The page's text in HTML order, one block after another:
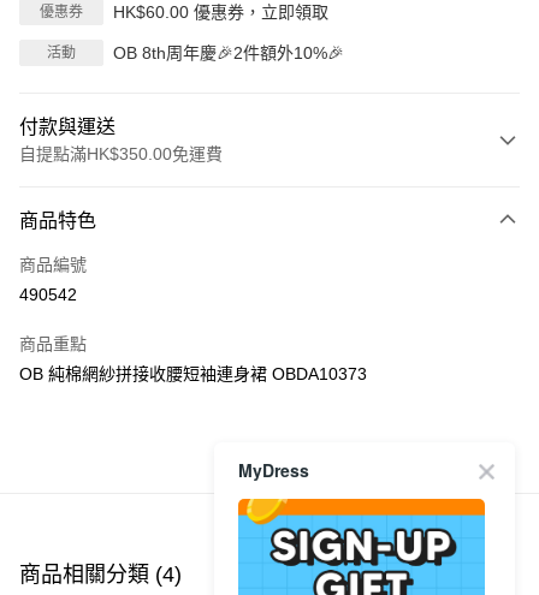
優惠券 HK$60.00 優惠券，立即領取
活動 OB 8th周年慶🎉2件額外10%🎉
付款與運送
自提點滿HK$350.00免運費
信用卡
Apple Pay
PayMe
每筆HK$40.00，滿HK$350.00或以上免運費
付款後順豐站及營業點
商品特色
商品編號
490542
商品重點
OB 純棉網紗拼接收腰短袖連身裙 OBDA10373
商品推薦
商品相關分類 (4)
MyDress